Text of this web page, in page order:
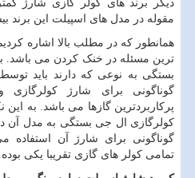
دیگر برند های کولر گازی شارژ
مقوله در مدل های اسپیلت این برند
همانطور که در مطلب بالا اشاره
ترین مسئله در خنک کردن می باشد.
بستگی به نوعی که دارند باید
گوناگونی برای شارژ کولرگازی
پرکاربردترین گازها می باشد. به این
کولرگازی ال جی بستگی به مدل آن
گوناگونی برای شارژ آن استفاده
تمامی کولر های گازی تقریبا یکی بوده.